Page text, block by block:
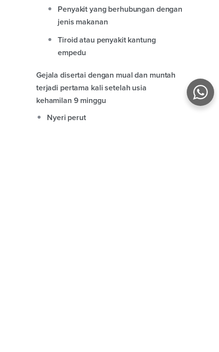
Penyakit yang berhubungan dengan
jenis makanan
Tiroid atau penyakit kantung
empedu
Gejala disertai dengan mual dan muntah
terjadi pertama kali setelah usia
kehamilan 9 minggu
Nyeri perut